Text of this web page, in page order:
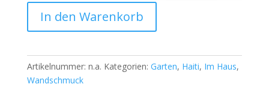
In den Warenkorb
Artikelnummer: n.a. Kategorien: Garten, Haiti, Im Haus,
Wandschmuck